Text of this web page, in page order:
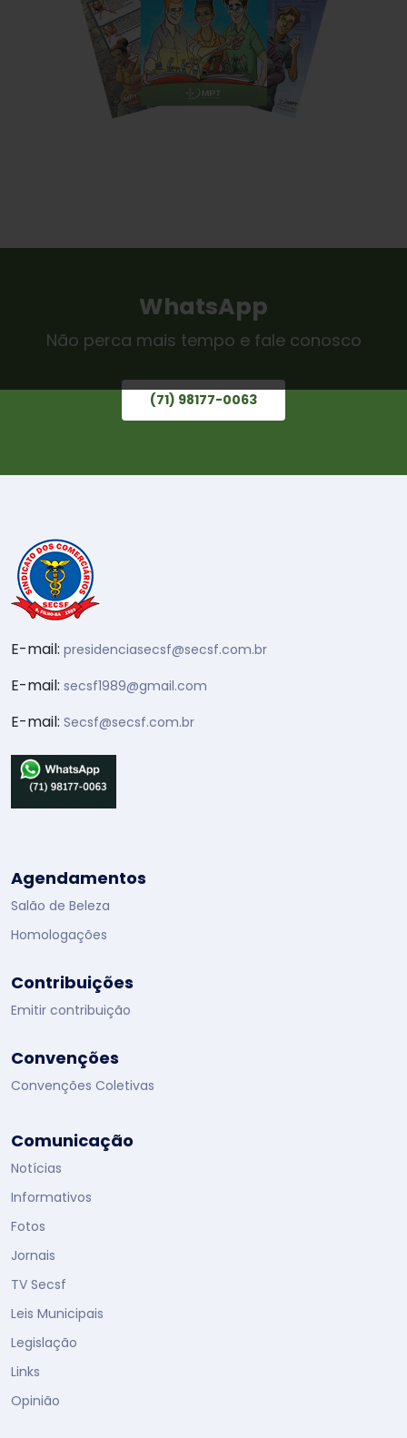
WhatsApp
Não perca mais tempo e fale conosco
(71) 98177-0063
E-mail: presidenciasecsf@secsf.com.br
E-mail: secsf1989@gmail.com
E-mail: Secsf@secsf.com.br
Agendamentos
Salão de Beleza
Homologações
Contribuições
Emitir contribuição
Convenções
Convenções Coletivas
Comunicação
Notícias
Informativos
Fotos
Jornais
TV Secsf
Leis Municipais
Legislação
Links
Opinião